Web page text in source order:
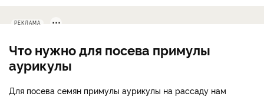
РЕКЛАМА
Что нужно для посева примулы
аурикулы
Для посева семян примулы аурикулы на рассаду нам